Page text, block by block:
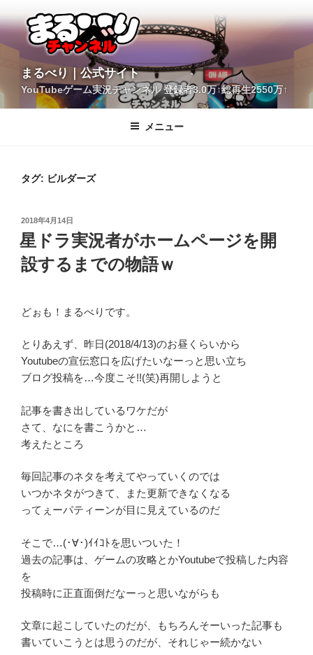
ン
テ
へ
ス
まるべり｜公式サイト
YouTubeゲーム実況チャンネル 登録者3.0万↑総再生2550万↑
メニュー
タグ: ビルダーズ
投
稿
日:
2018年4月14日
星ドラ実況者がホームページを開
設するまでの物語ｗ
どぉも！まるべりです。
とりあえず、昨日(2018/4/13)のお昼くらいから
Youtubeの宣伝窓口を広げたいなーっと思い立ち
ブログ投稿を…今度こそ!!(笑)再開しようと
記事を書き出しているワケだが
さて、なにを書こうかと…
考えたところ
毎回記事のネタを考えてやっていくのでは
いつかネタがつきて、また更新できなくなる
ってぇーパティーンが目に見えているのだ
そこで…(･∀･)ｲｲｺﾄを思いついた！
過去の記事は、ゲームの攻略とかYoutubeで投稿した内容
を
投稿時に正直面倒だなーっと思いながらも
文章に起こしていたのだが、もちろんそーいった記事も
書いていこうとは思うのだが、それじゃー続かない